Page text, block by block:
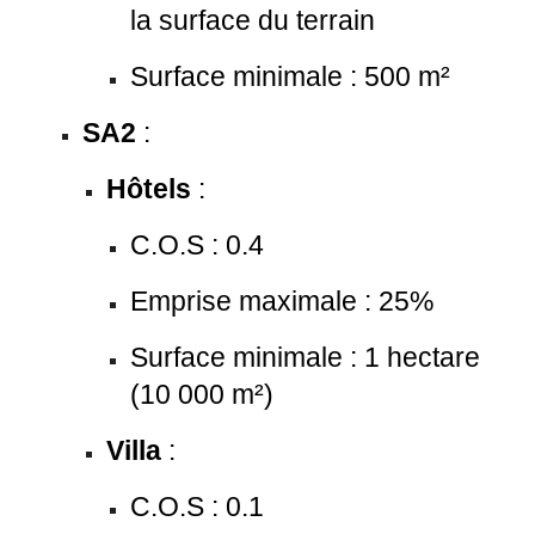
la surface du terrain
Surface minimale : 500 m²
SA2 :
Hôtels :
C.O.S : 0.4
Emprise maximale : 25%
Surface minimale : 1 hectare
(10 000 m²)
Villa :
C.O.S : 0.1